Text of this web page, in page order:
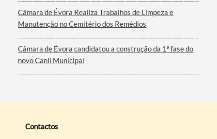
Câmara de Évora Realiza Trabalhos de Limpeza e
Manutenção no Cemitério dos Remédios
Câmara de Évora candidatou a construção da 1ª fase do
novo Canil Municipal
Contactos